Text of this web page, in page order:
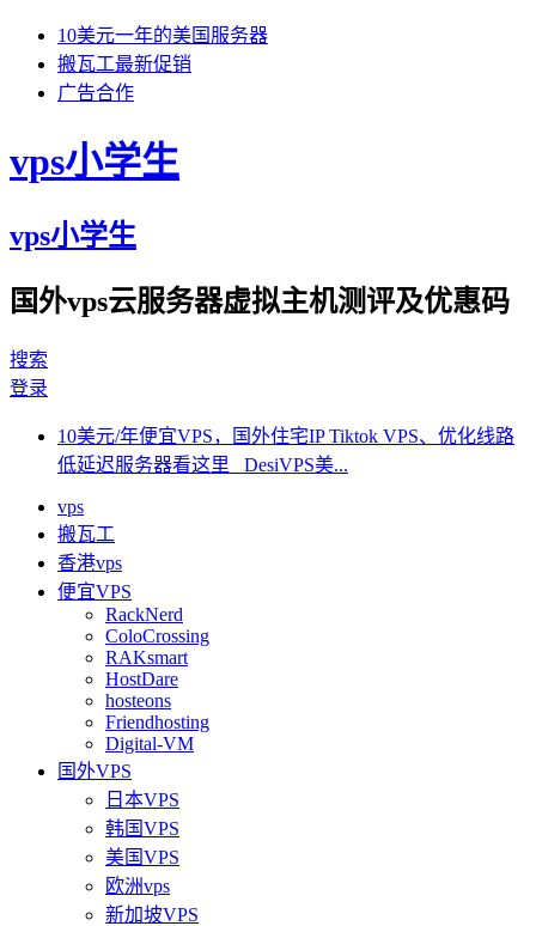
10美元一年的美国服务器
搬瓦工最新促销
广告合作
vps小学生
vps小学生
国外vps云服务器虚拟主机测评及优惠码
搜索
登录
10美元/年便宜VPS，国外住宅IP Tiktok VPS、优化线路
低延迟服务器看这里 DesiVPS美...
vps
搬瓦工
香港vps
便宜VPS
RackNerd
ColoCrossing
RAKsmart
HostDare
hosteons
Friendhosting
Digital-VM
国外VPS
日本VPS
韩国VPS
美国VPS
欧洲vps
新加坡VPS